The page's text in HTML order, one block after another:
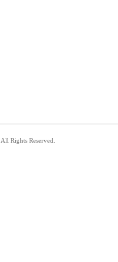
. All Rights Reserved.